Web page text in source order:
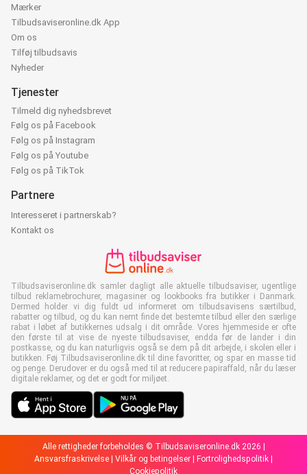
Mærker
Tilbudsaviseronline.dk App
Om os
Tilføj tilbudsavis
Nyheder
Tjenester
Tilmeld dig nyhedsbrevet
Følg os på Facebook
Følg os på Instagram
Følg os på Youtube
Følg os på TikTok
Partnere
Interesseret i partnerskab?
Kontakt os
Tilbudsaviseronline.dk samler dagligt alle aktuelle tilbudsaviser, ugentlige
tilbud reklamebrochurer, magasiner og lookbooks fra butikker i Danmark.
Dermed holder vi dig fuldt ud informeret om tilbudsavisens særtilbud,
rabatter og tilbud, og du kan nemt finde det bestemte tilbud eller den særlige
rabat i løbet af butikkernes udsalg i dit område. Vores hjemmeside er ofte
den første til at vise de nyeste tilbudsaviser, endda før de lander i din
postkasse, og du kan naturligvis også se dem på dit arbejde, i skolen eller i
butikken. Føj Tilbudsaviseronline.dk til dine favoritter, og spar en masse tid
og penge. Derudover er du også med til at reducere papiraffald, når du læser
digitale reklamer, og det er godt for miljøet.
Alle rettigheder forbeholdes © Tilbudsaviseronline.dk 2026 |
Ansvarsfraskrivelse | Vilkår og betingelser | Fortrolighedspolitik |
Cookiepolitik